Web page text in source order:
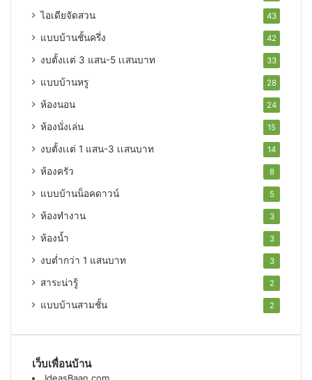
ไอเดียจัดสวน 43
แบบบ้านชั้นครึ่ง 42
งบตั้งเเต่ 3 แสน-5 เเสนบาท 33
แบบบ้านหรู 28
ห้องนอน 24
ห้องนั่งเล่น 15
งบตั้งเเต่ 1 แสน-3 เเสนบาท 14
ห้องครัว 8
แบบบ้านน็อคดาวน์ 5
ห้องทำงาน 3
ห้องน้ำ 3
งบต่ำกว่า 1 แสนบาท 3
สาระน่ารู้ 2
แบบบ้านสามชั้น 2
เว็บเพื่อนบ้าน